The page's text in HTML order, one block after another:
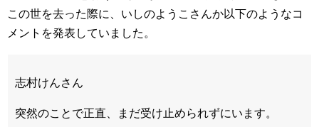
この世を去った際に、いしのようこさんか以下のようなコ
メントを発表していました。
志村けんさん
突然のことで正直、まだ受け止められずにいます。